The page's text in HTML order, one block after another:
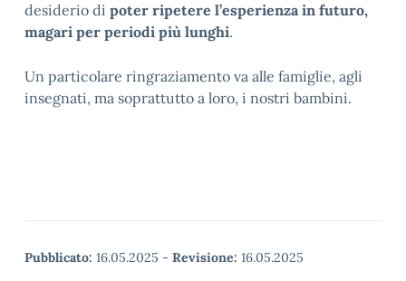
desiderio di poter ripetere l’esperienza in futuro,
magari per periodi più lunghi.
Un particolare ringraziamento va alle famiglie, agli
insegnati, ma soprattutto a loro, i nostri bambini.
Pubblicato: 16.05.2025 - Revisione: 16.05.2025